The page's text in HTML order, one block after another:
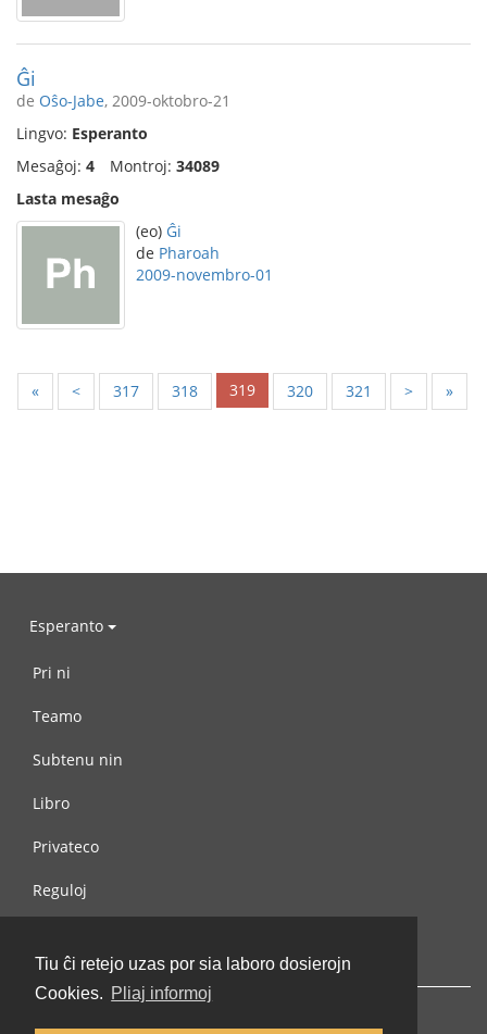
Tiu ĉi retejo uzas por sia laboro dosierojn
Cookies. Pliaj informoj
Ĝi
de Oŝo-Jabe, 2009-oktobro-21
Lingvo: Esperanto
Mesaĝoj: 4 Montroj: 34089
Lasta mesaĝo
(eo) Ĝi
de Pharoah
2009-novembro-01
« < 317 318 319 320 321 > »
Esperanto
Pri ni
Teamo
Subtenu nin
Libro
Privateco
Reguloj